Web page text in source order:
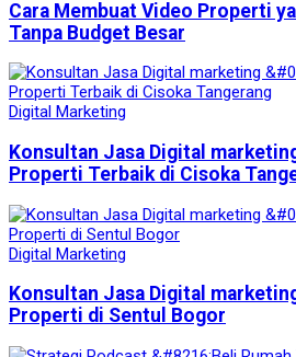
Cara Membuat Video Properti
Tanpa Budget Besar
Digital Marketing
Konsultan Jasa Digital
Properti Terbaik di Cisoka
Digital Marketing
Konsultan Jasa Digital
Properti di Sentul Bogor